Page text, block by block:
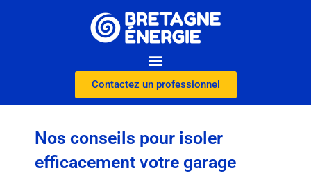
Contactez un professionnel
Nos conseils pour isoler
efficacement votre garage